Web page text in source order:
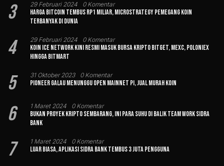
3 29 Februari 2024 0 Komentar
Harga Bitcoin Tembus Rp1 Miliar, MicroStrategy Pemegang Koin
Terbanyak di Dunia
4 29 Februari 2024 0 Komentar
Koin Ice Network Kini Resmi Masuk Bursa Kripto Bitget, MEXC, Poloniex
hingga BitMart
5 31 Oktober 2023 0 Komentar
Pioneer Galau Menunggu Open Mainnet Pi, Jual Murah Koin
6 1 Maret 2024 0 Komentar
Bukan Proyek Kripto Sembarang, Ini Para Suhu di Balik Team Work Sidra
Bank
7 1 Maret 2024 0 Komentar
Luar Biasa, Aplikasi Sidra Bank Tembus 3 Juta Pengguna